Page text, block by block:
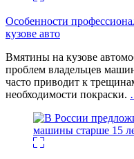
Особенности
кузове авто
Вмятины на кузове
проблем владельцев
часто приводит к
необходимости покраски.